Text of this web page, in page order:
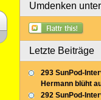
Umdenken
Letzte Beiträge
293 SunPod-
Hermann blüht
292 SunPod-